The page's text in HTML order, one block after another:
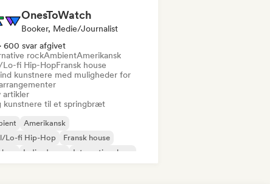
OnesToWatch
Booker, Medie/journalist
600 svar afgivet
rockAmbientAmerikansk
Lo-fi Hip-HopFransk house
kunstnere med muligheder for
artikler
kunstnere til et springbræt
Amerikansk
Lo-fi Hip-Hop
Fransk house
Indie-dance
International rap